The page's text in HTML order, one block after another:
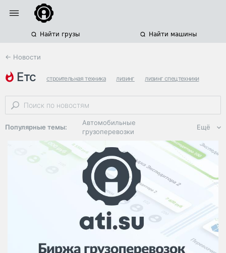
Найти грузы Найти машины
← Новости
етс строительная техника лизинг лизинг спецтехники
Популярные темы:
Автомобильные
грузоперевозки
Региональная
логистика
ЭДО, ИТ в
логистике
Дороги,
инфраструктура
Логистика, грузы
Негабаритные и
Ещё